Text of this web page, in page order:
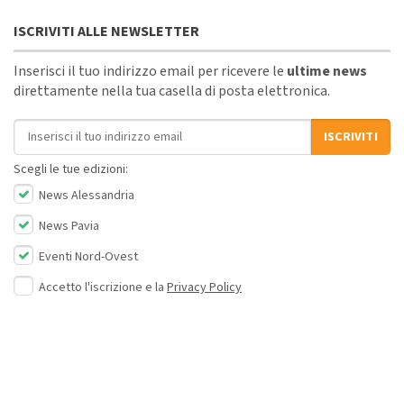
ISCRIVITI ALLE NEWSLETTER
Inserisci il tuo indirizzo email per ricevere le ultime news
direttamente nella tua casella di posta elettronica.
Indirizzo email
ISCRIVITI
Scegli le tue edizioni:
News Alessandria
News Pavia
Eventi Nord-Ovest
Accetto l'iscrizione e la Privacy Policy